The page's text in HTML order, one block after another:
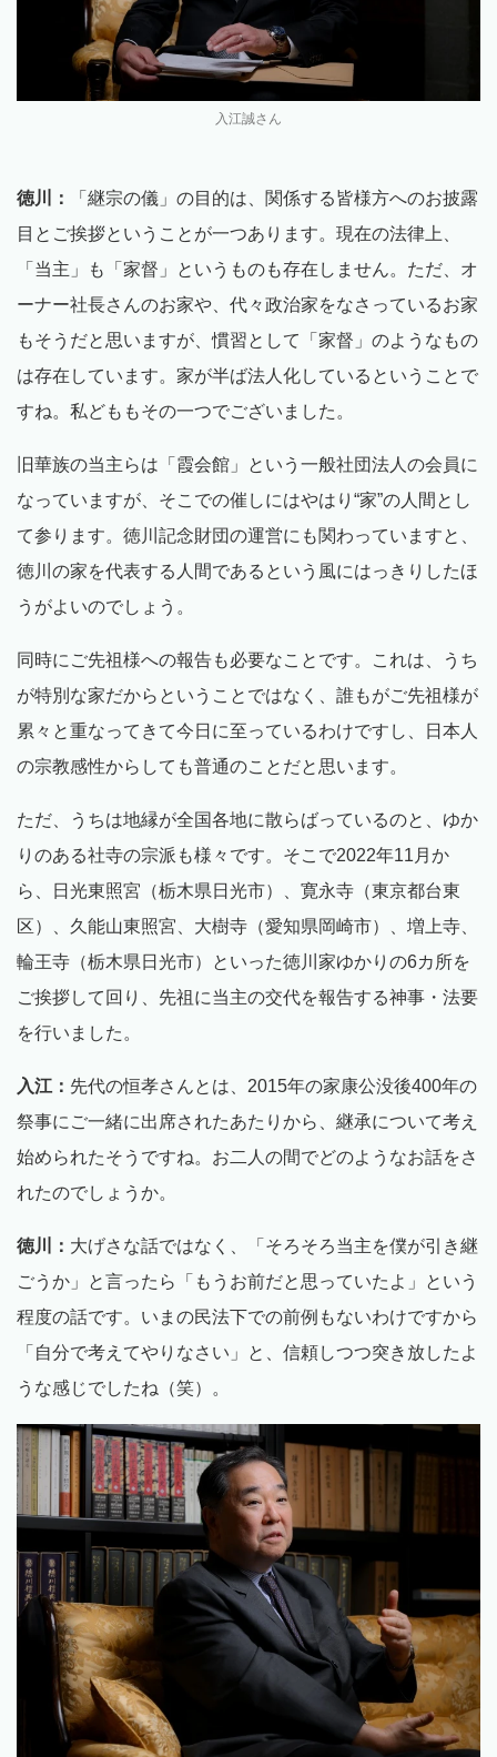
入江誠さん
徳川：
「継宗の儀」の目的は、関係する皆様方へのお披露
目とご挨拶ということが一つあります。現在の法律上、
「当主」も「家督」というものも存在しません。ただ、オ
ーナー社長さんのお家や、代々政治家をなさっているお家
もそうだと思いますが、慣習として「家督」のようなもの
は存在しています。家が半ば法人化しているということで
すね。私どももその一つでございました。
旧華族の当主らは「霞会館」という一般社団法人の会員に
なっていますが、そこでの催しにはやはり“家”の人間とし
て参ります。徳川記念財団の運営にも関わっていますと、
徳川の家を代表する人間であるという風にはっきりしたほ
うがよいのでしょう。
同時にご先祖様への報告も必要なことです。これは、うち
が特別な家だからということではなく、誰もがご先祖様が
累々と重なってきて今日に至っているわけですし、日本人
の宗教感性からしても普通のことだと思います。
ただ、うちは地縁が全国各地に散らばっているのと、ゆか
りのある社寺の宗派も様々です。そこで2022年11月か
ら、日光東照宮（栃木県日光市）、寛永寺（東京都台東
区）、久能山東照宮、大樹寺（愛知県岡崎市）、増上寺、
輪王寺（栃木県日光市）といった徳川家ゆかりの6カ所を
ご挨拶して回り、先祖に当主の交代を報告する神事・法要
を行いました。
入江： 先代の恒孝さんとは、2015年の家康公没後400年の
祭事にご一緒に出席されたあたりから、継承について考え
始められたそうですね。お二人の間でどのようなお話をさ
れたのでしょうか。
徳川： 大げさな話ではなく、「そろそろ当主を僕が引き継
ごうか」と言ったら「もうお前だと思っていたよ」という
程度の話です。いまの民法下での前例もないわけですから
「自分で考えてやりなさい」と、信頼しつつ突き放したよ
うな感じでしたね（笑）。